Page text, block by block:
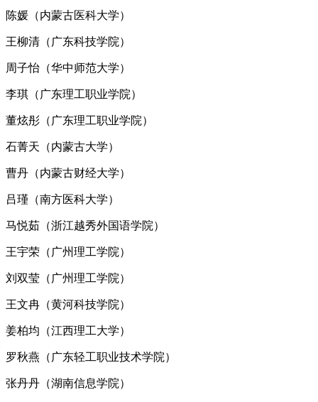
陈媛（内蒙古医科大学）
王柳清（广东科技学院）
周子怡（华中师范大学）
李琪（广东理工职业学院）
董炫彤（广东理工职业学院）
石菁天（内蒙古大学）
曹丹（内蒙古财经大学）
吕瑾（南方医科大学）
马悦茹（浙江越秀外国语学院）
王宇荣（广州理工学院）
刘双莹（广州理工学院）
王文冉（黄河科技学院）
姜柏均（江西理工大学）
罗秋燕（广东轻工职业技术学院）
张丹丹（湖南信息学院）